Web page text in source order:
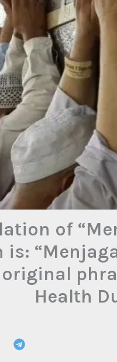
of
is:
original
Health